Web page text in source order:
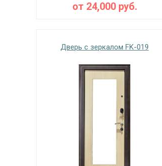
от 24,000руб.
Дверь с зеркалом FK-019